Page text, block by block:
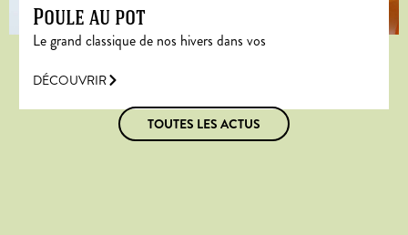
Poule au pot
Le grand classique de nos hivers dans vos
DÉCOUVRIR
TOUTES LES ACTUS